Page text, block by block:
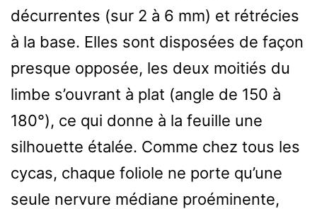
décurrentes (sur 2 à 6 mm) et rétrécies
à la base. Elles sont disposées de façon
presque opposée, les deux moitiés du
limbe s’ouvrant à plat (angle de 150 à
180°), ce qui donne à la feuille une
silhouette étalée. Comme chez tous les
cycas, chaque foliole ne porte qu’une
seule nervure médiane proéminente,